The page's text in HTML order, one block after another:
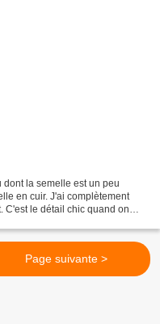
la semelle est un peu
en cuir. J'ai complètement
C'est le détail chic quand on
Page suivante >